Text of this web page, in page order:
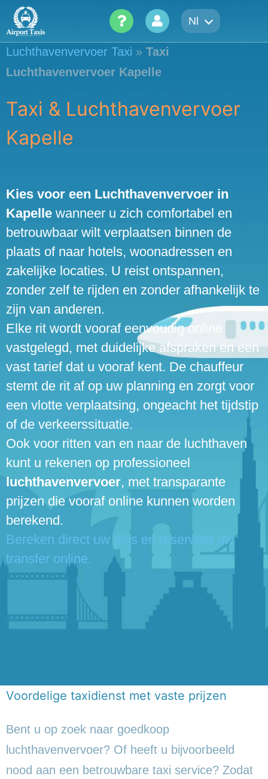
Skip
content
Nl
Luchthavenvervoer Taxi » Taxi
Luchthavenvervoer Kapelle
Taxi & Luchthavenvervoer
Kapelle
Kies voor een Luchthavenvervoer in
Kapelle wanneer u zich comfortabel en
betrouwbaar wilt verplaatsen binnen de
plaats of naar hotels, woonadressen en
zakelijke locaties. U reist ontspannen,
zonder zelf te rijden en zonder afhankelijk te
zijn van anderen.
Elke rit wordt vooraf eenvoudig online
vastgelegd, met duidelijke afspraken en een
vast tarief dat u vooraf kent. De chauffeur
stemt de rit af op uw planning en zorgt voor
een vlotte verplaatsing, ongeacht het tijdstip
of de verkeerssituatie.
Ook voor ritten van en naar de luchthaven
kunt u rekenen op professioneel
luchthavenvervoer, met transparante
prijzen die vooraf online kunnen worden
berekend.
Bereken direct uw prijs en reserveer uw
transfer online.
Voordelige taxidienst met vaste prijzen
Bent u op zoek naar goedkoop
luchthavenvervoer? Of heeft u bijvoorbeeld
nood aan een betrouwbare taxi service? Zodat